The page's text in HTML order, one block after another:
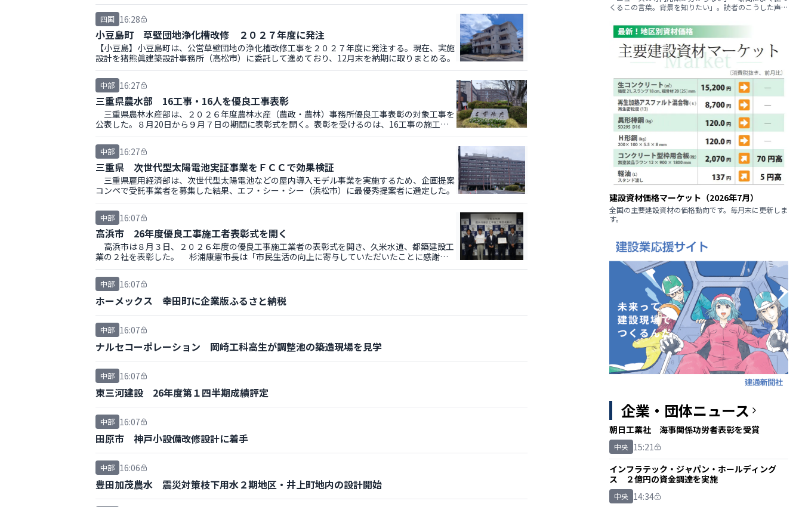
四国 16:28
小豆島町 草壁団地浄化槽改修 ２０２７年度に発注
【小豆島】小豆島町は、公営草壁団地の浄化槽改修工事を２０２７年度に発注する。現在、実施
設計を猪熊眞建築設計事務所（高松市）に委託して進めており、12月末を納期に取りまとめる。
中部 16:27
三重県農水部 16工事・16人を優良工事表彰
三重県農林水産部は、２０２６年度農林水産（農政・農林）事務所優良工事表彰の対象工事を
公表した。８月20日から９月７日の期間に表彰式を開く。表彰を受けるのは、16工事の施工業
者と16人の技術者。
中部 16:27
三重県 次世代型太陽電池実証事業をＦＣＣで効果検証
三重県雇用経済部は、次世代型太陽電池などの屋内導入モデル事業を実施するため、企画提案
コンペで受託事業者を募集した結果、エフ・シー・シー（浜松市）に最優秀提案者に選定した。
中部 16:07
高浜市 26年度優良工事施工者表彰式を開く
高浜市は８月３日、２０２６年度の優良工事施工業者の表彰式を開き、久米水道、都築建設工
業の２社を表彰した。 杉浦康憲市長は「市民生活の向上に寄与していただいたことに感謝す
る。
中部 16:07
ホーメックス 幸田町に企業版ふるさと納税
中部 16:07
ナルセコーポレーション 岡崎工科高生が調整池の築造現場を見学
中部 16:07
東三河建設 26年度第１四半期成績評定
中部 16:07
田原市 神戸小設備改修設計に着手
中部 16:06
豊田加茂農水 震災対策枝下用水２期地区・井上町地内の設計開始
くるこの言葉。背景を知りたい」。読者のこうした声に
建設資材価格マーケット（2026年7月）
全国の主要建設資材の価格動向です。毎月末に更新しま
す。
企業・団体ニュース
朝日工業社 海事関係功労者表彰を受賞
中央 15:21
インフラテック・ジャパン・ホールディング
ス ２億円の資金調達を実施
中央 14:34